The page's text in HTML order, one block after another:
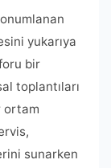
yukarıya
bir
toplantıları
ortam
sunarken